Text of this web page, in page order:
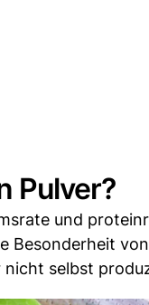
Pulver?
und
Besonderheit
nicht selbst